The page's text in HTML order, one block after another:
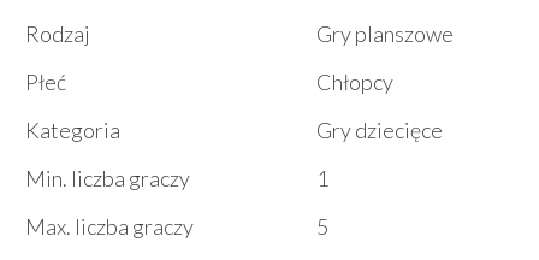
Rodzaj
Gry planszowe
Płeć
Chłopcy
Kategoria
Gry dziecięce
Min. liczba graczy
1
Max. liczba graczy
5